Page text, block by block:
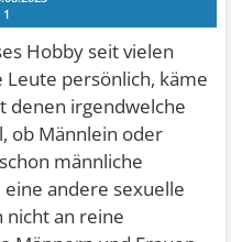
1
Hobby seit vielen
Leute persönlich, käme
denen irgendwelche
ob Männlein oder
männliche
andere sexuelle
nicht an reine